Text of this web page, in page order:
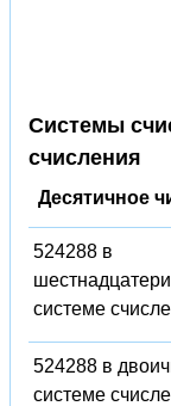
Системы
счисления
Десятичное
524288 в
системе
524288 в
системе